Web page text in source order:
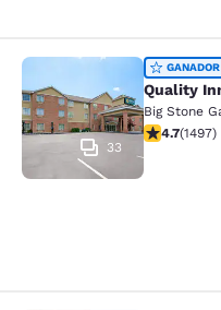
Quality Inn &
33
Quality
Big Stone
Calificación
4.7(1497)